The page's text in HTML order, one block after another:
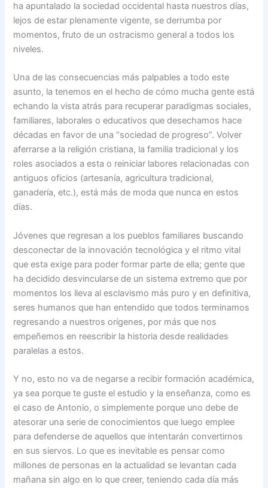
ha apuntalado la sociedad occidental hasta nuestros días,
lejos de estar plenamente vigente, se derrumba por
momentos, fruto de un ostracismo general a todos los
niveles.
Una de las consecuencias más palpables a todo este
asunto, la tenemos en el hecho de cómo mucha gente está
echando la vista atrás para recuperar paradigmas sociales,
familiares, laborales o educativos que desechamos hace
décadas en favor de una “sociedad de progreso”. Volver
aferrarse a la religión cristiana, la familia tradicional y los
roles asociados a esta o reiniciar labores relacionadas con
antiguos oficios (artesanía, agricultura tradicional,
ganadería, etc.), está más de moda que nunca en estos
días.
Jóvenes que regresan a los pueblos familiares buscando
desconectar de la innovación tecnológica y el ritmo vital
que esta exige para poder formar parte de ella; gente que
ha decidido desvincularse de un sistema extremo que por
momentos los lleva al esclavismo más puro y en definitiva,
seres humanos que han entendido que todos terminamos
regresando a nuestros orígenes, por más que nos
empeñemos en reescribir la historia desde realidades
paralelas a estos.
Y no, esto no va de negarse a recibir formación académica,
ya sea porque te guste el estudio y la enseñanza, como es
el caso de Antonio, o simplemente porque uno debe de
atesorar una serie de conocimientos que luego emplee
para defenderse de aquellos que intentarán convertirnos
en sus siervos. Lo que es inevitable es pensar como
millones de personas en la actualidad se levantan cada
mañana sin algo en lo que creer, teniendo cada día más